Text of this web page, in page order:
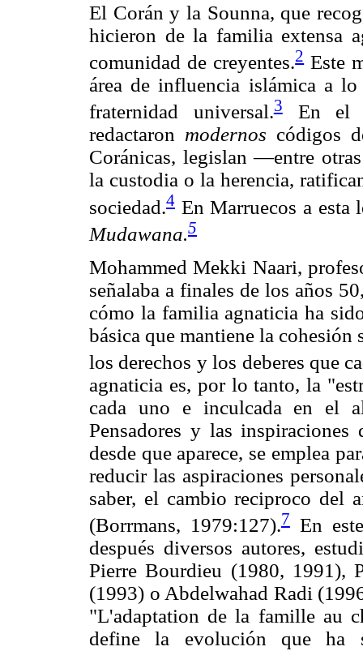
El Corán y la Sounna, que
hicieron de la familia extensa
comunidad de creyentes.2Este
área de influencia islámica a
fraternidad universal.3En el
redactaron modernos códigos
Coránicas, legislan —entre
la custodia o la herencia,
sociedad.4 En Marruecos a esta
Mudawana.5
Mohammed Mekki Naari,
señalaba a finales de los años
cómo la familia agnaticia ha
básica que mantiene la
los derechos y los deberes que
agnaticia es, por lo tanto, la
cada uno e inculcada en el
Pensadores y las
desde que aparece, se emplea
reducir las aspiraciones
saber, el cambio reciproco del
(Borrmans, 1979:127).7En este
después diversos autores,
Pierre Bourdieu (1980, 1991),
(1993) o Abdelwahad Radi
"L'adaptation de la famille au
define la evolución que